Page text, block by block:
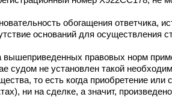
обогащения ответчика,
оснований для осуществления
вышеприведенных правовых норм
судом не установлен такой
то есть когда приобретение
ни на сделке, а значит,